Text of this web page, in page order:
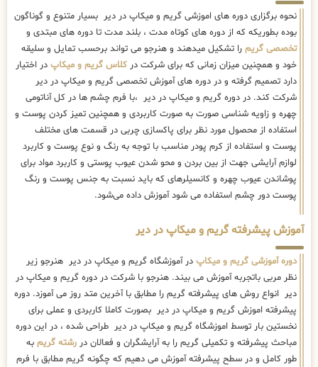
نحوه برگزاری دوره های اموزشی گریم و میکاپ در دیر بسیار متنوع و گوناگون
بوده بطوریکه که از دوره های کوتاه مدت ، بلند مدت تا دوره های مبتدی و
تخصصی گریم را تشکیل میدهند و هنرجو می تواند برحسب تمایل و سلیقه
خود و همچنین میزان زمانی که برای شرکت در کلاس گریم و میکاپ در اختیار
دارد تصمیم گرفته و در دوره های آموزش تخصصی گریم و میکاپ در دیر
شرکت کند. در دوره گریم و میکاپ در دیر ،با فرم چشم ها در کل آناتومی
چهره و زاویه شناسی صورت به صورت کاربردی و همچنین تمیز کردن پوست و
استفاده از محصول مورد نظر برای پاکسازی چربی در قسمت های مختلف
پوست و استفاده از کرم پودر مناسب با توجه به رنگ و نوع پوست و کاربرد
لوازم آرایشی جهت از بین بردن و محو شدن عیوب پوستی و کاربرد مواد برای
پوشاندن عیوب چهره و کانسیلرهای که باید نسبت به جنس پوست و رنگ
پوست دور چشم استفاده می شود آموزش داده می‌شود.
آموزش پیشرفته گریم و میکاپ در دیر
دوره آموزشی گریم و میکاپ در آموزشگاه گریم و میکاپ در دیر هنرجو زیر
نظر مربی باتجربه آموزش می بیند. هنرجو با شرکت در دوره گریم و میکاپ در
دیر انواع روش های پیشرفته گریم را مطابق با آخرین متد روز می آموزد. دوره
پیشرفته اموزش گریم و میکاپ در دیر بصورت کاملا کاربردی و عملی برای
نخستین بار توسط اموزشگاه گریم و میکاپ در دیر طراحی شده ، در این دوره
مباحث پیشرفته و تکمیلی گریم را به آرایشگران و فعالان در رشته گریم به
طور کامل و در سطح پیشرفته آموزش می دهیم که چگونه گریم مطابق با فرم